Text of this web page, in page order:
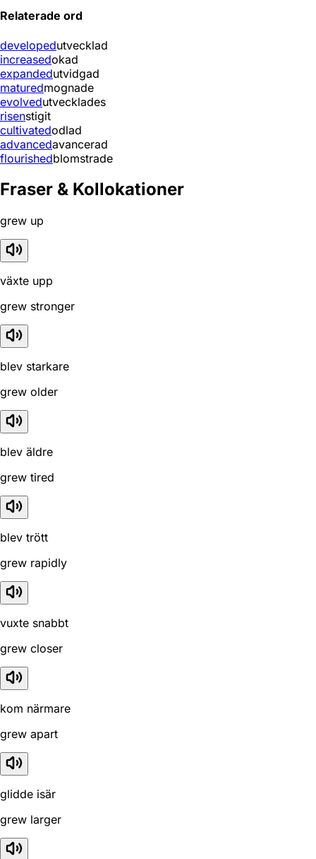
Relaterade ord
developedutvecklad
increasedokad
expandedutvidgad
maturedmognade
evolvedutvecklades
risenstigit
cultivatedodlad
advancedavancerad
flourishedblomstrade
Fraser & Kollokationer
grew up
växte upp
grew stronger
blev starkare
grew older
blev äldre
grew tired
blev trött
grew rapidly
vuxte snabbt
grew closer
kom närmare
grew apart
glidde isär
grew larger